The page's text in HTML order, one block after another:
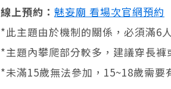
線上預約： 魅妄廟 看場次官網預約
*此主題由於機制的關係，必須滿6
*主題內攀爬部分較多，建議穿長
*未滿15歲無法參加，15~18歲需